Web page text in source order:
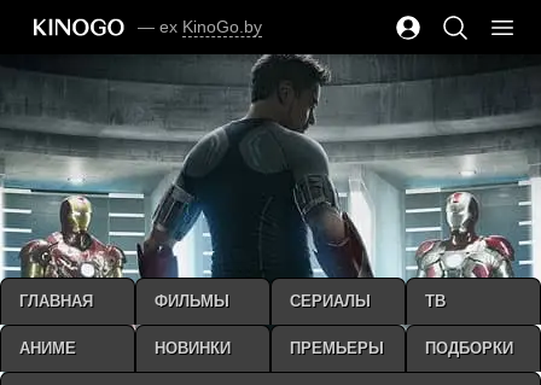
— ex KinoGo.by
ГЛАВНАЯ ФИЛЬМЫ СЕРИАЛЫ ТВ
АНИМЕ НОВИНКИ ПРЕМЬЕРЫ ПОДБОРКИ